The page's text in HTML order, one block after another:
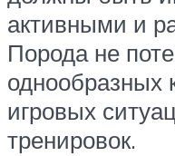
активными и
Порода не
однообразных
игровых
тренировок.